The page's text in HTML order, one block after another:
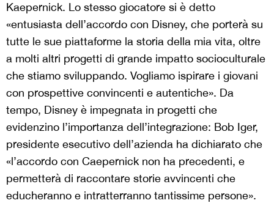
Kaepernick. Lo stesso giocatore si è detto
«entusiasta dell’accordo con Disney, che porterà su
tutte le sue piattaforme la storia della mia vita, oltre
a molti altri progetti di grande impatto socioculturale
che stiamo sviluppando. Vogliamo ispirare i giovani
con prospettive convincenti e autentiche». Da
tempo, Disney è impegnata in progetti che
evidenzino l’importanza dell’integrazione: Bob Iger,
presidente esecutivo dell’azienda ha dichiarato che
«l’accordo con Caepernick non ha precedenti, e
permetterà di raccontare storie avvincenti che
educheranno e intratterranno tantissime persone».